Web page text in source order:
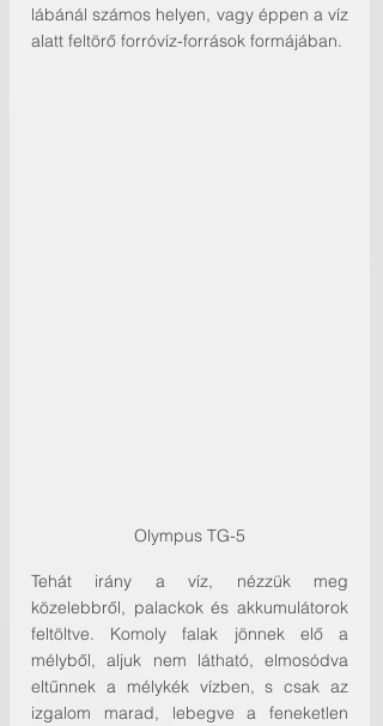
lábánál számos helyen, vagy éppen a víz
alatt feltörő forróvíz-források formájában.
Olympus TG-5
Tehát irány a víz, nézzük meg
közelebbről, palackok és akkumulátorok
feltöltve. Komoly falak jönnek elő a
mélyből, aljuk nem látható, elmosódva
eltűnnek a mélykék vízben, s csak az
izgalom marad, lebegve a feneketlen